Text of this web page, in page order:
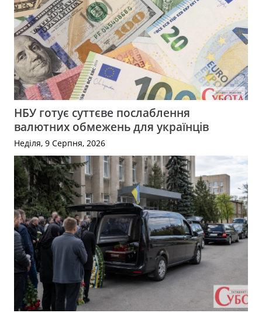
НБУ готує суттєве послаблення
валютних обмежень для українців
Неділя, 9 Серпня, 2026